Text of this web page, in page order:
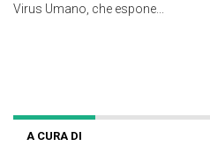
Virus Umano, che espone...
A CURA DI